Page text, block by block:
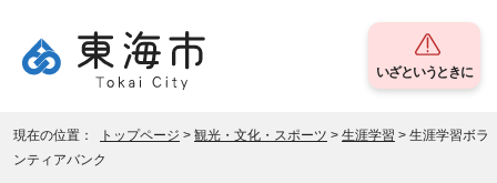
いざというときに
現在の位置： トップページ > 観光・文化・スポーツ > 生涯学習 > 生涯学習ボラ
ンティアバンク